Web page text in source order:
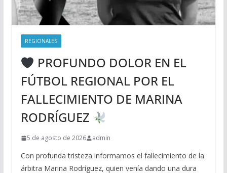
REGIONALES
PROFUNDO DOLOR EN EL
FÚTBOL REGIONAL POR EL
FALLECIMIENTO DE MARINA
RODRÍGUEZ
5 de agosto de 2026 admin
Con profunda tristeza informamos el fallecimiento de la
árbitra Marina Rodríguez, quien venía dando una dura